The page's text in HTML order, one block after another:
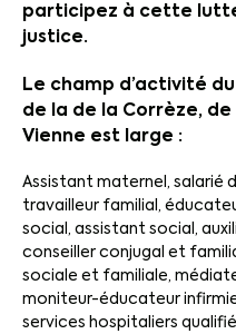
participez à cette
justice.
Le champ d’activité
de la de la Corrèze,
Vienne est large :
Assistant maternel, salarié
travailleur familial,
social, assistant social,
conseiller conjugal et
sociale et familiale,
moniteur-éducateur
services hospitaliers